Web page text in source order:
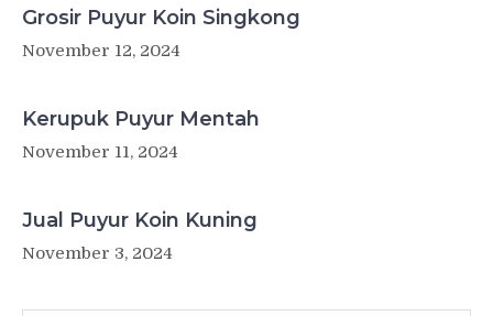
Grosir Puyur Koin Singkong
November 12, 2024
Kerupuk Puyur Mentah
November 11, 2024
Jual Puyur Koin Kuning
November 3, 2024